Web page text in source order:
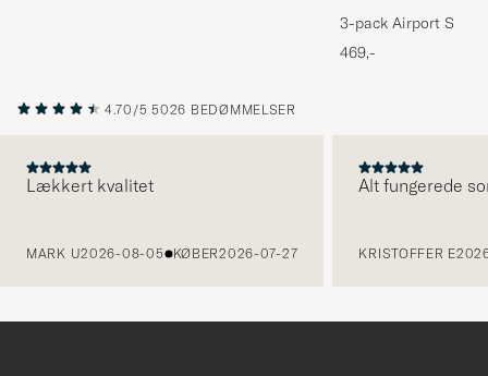
3-pack Airport
Melange
469,-
4.70/5 5026 BEDØMMELSER
Lækkert kvalitet
MARK U2026-08-05 KØBER2026-07-27
Alt fungerede
KRISTOFFER E